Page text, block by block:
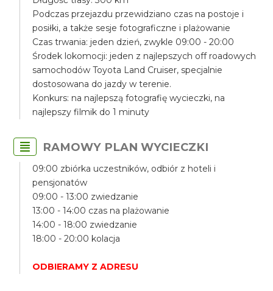
Podczas przejazdu przewidziano czas na postoje i
posiłki, a także sesje fotograficzne i plażowanie
Czas trwania: jeden dzień, zwykle 09:00 - 20:00
Środek lokomocji: jeden z najlepszych off roadowych
samochodów Toyota Land Cruiser, specjalnie
dostosowana do jazdy w terenie.
Konkurs: na najlepszą fotografię wycieczki, na
najlepszy filmik do 1 minuty
RAMOWY PLAN WYCIECZKI
09:00 zbiórka uczestników, odbiór z hoteli i
pensjonatów
09:00 - 13:00 zwiedzanie
13:00 - 14:00 czas na plażowanie
14:00 - 18:00 zwiedzanie
18:00 - 20:00 kolacja
ODBIERAMY Z ADRESU